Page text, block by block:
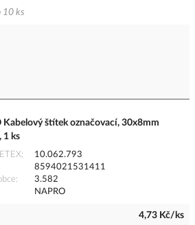
10 ks
Kabelový štítek označovací, 30x8mm
1 ks
10.062.793
8594021531411
3.582
NAPRO
4,73 Kč/ks